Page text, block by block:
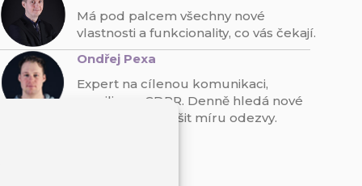
Má pod palcem všechny nové
vlastnosti a funkcionality, co vás čekají.
Ondřej Pexa
Expert na cílenou komunikaci,
emailing a GDPR. Denně hledá nové
způsoby, jak zvýšit míru odezvy.